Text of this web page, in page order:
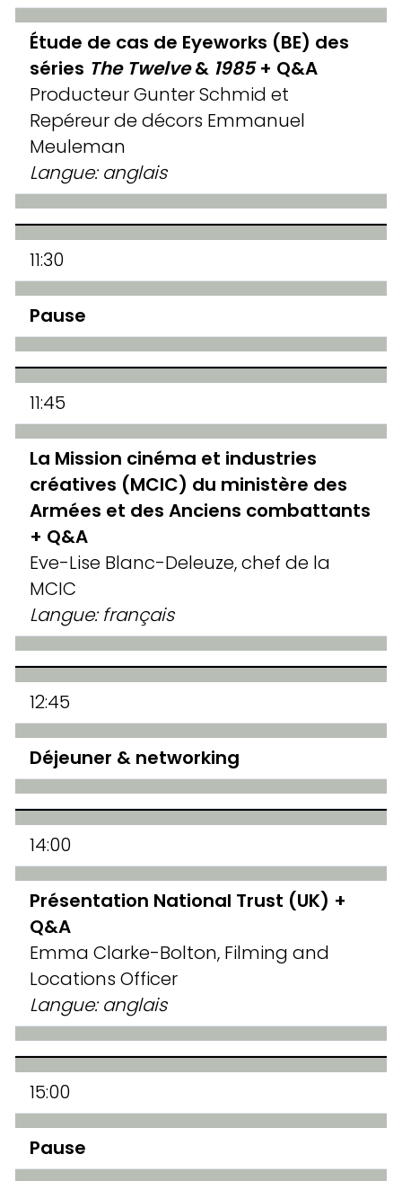
Étude de cas de Eyeworks (BE) des
séries The Twelve& 1985+ Q&A
Producteur Gunter Schmid et
Repéreur de décors Emmanuel
Meuleman
Langue: anglais
11:30
Pause
11:45
La Mission cinéma et industries
créatives (MCIC) du ministère des
Armées et des Anciens combattants
+ Q&A
Eve-Lise Blanc-Deleuze, chef de la
MCIC
Langue: français
12:45
Déjeuner & networking
14:00
Présentation National Trust (UK) +
Q&A
Emma Clarke-Bolton, Filming and
Locations Officer
Langue: anglais
15:00
Pause